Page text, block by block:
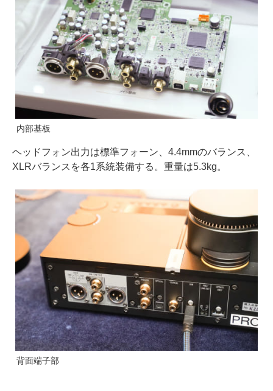
内部基板
ヘッドフォン出力は標準フォーン、4.4mmのバランス、
XLRバランスを各1系統装備する。重量は5.3kg。
背面端子部